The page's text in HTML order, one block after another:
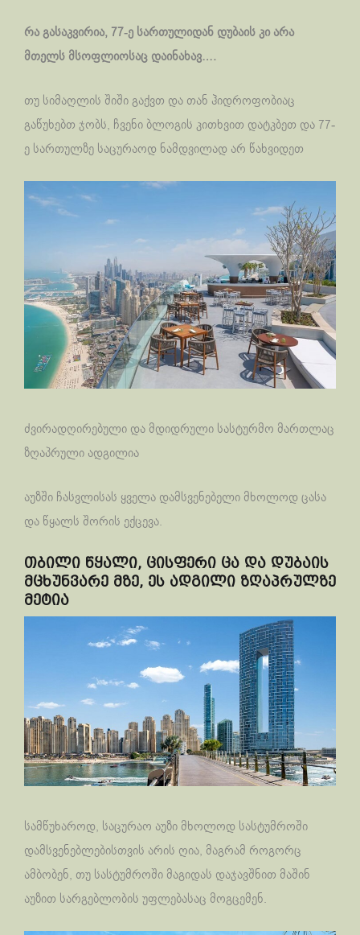
რა გასაკვირია, 77-ე სართულიდან დუბაის კი არა
მთელს მსოფლიოსაც დაინახავ….
თუ სიმაღლის შიში გაქვთ და თან ჰიდროფობიაც
გაწუხებთ ჯობს, ჩვენი ბლოგის კითხვით დატკბეთ და 77-
ე სართულზე საცურაოდ ნამდვილად არ წახვიდეთ
ძვირადღირებული და მდიდრული სასტურმო მართლაც
ზღაპრული ადგილია
აუზში ჩასვლისას ყველა დამსვენებელი მხოლოდ ცასა
და წყალს შორის ექცევა.
თბილი წყალი, ცისფერი ცა და დუბაის
მცხუნვარე მზე, ეს ადგილი ზღაპრულზე
მეტია
სამწუხაროდ, საცურაო აუზი მხოლოდ სასტუმროში
დამსვენებლებისთვის არის ღია, მაგრამ როგორც
ამბობენ, თუ სასტუმროში მაგიდას დაჯავშნით მაშინ
აუზით სარგებლობის უფლებასაც მოგცემენ.